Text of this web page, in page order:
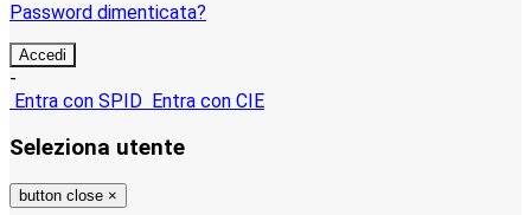
Password dimenticata?
-
Entra con SPID Entra con CIE
Seleziona utente
button close ×